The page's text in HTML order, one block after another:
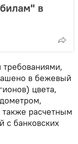
в
в бежевый
цвета,
расчетным
с банковских